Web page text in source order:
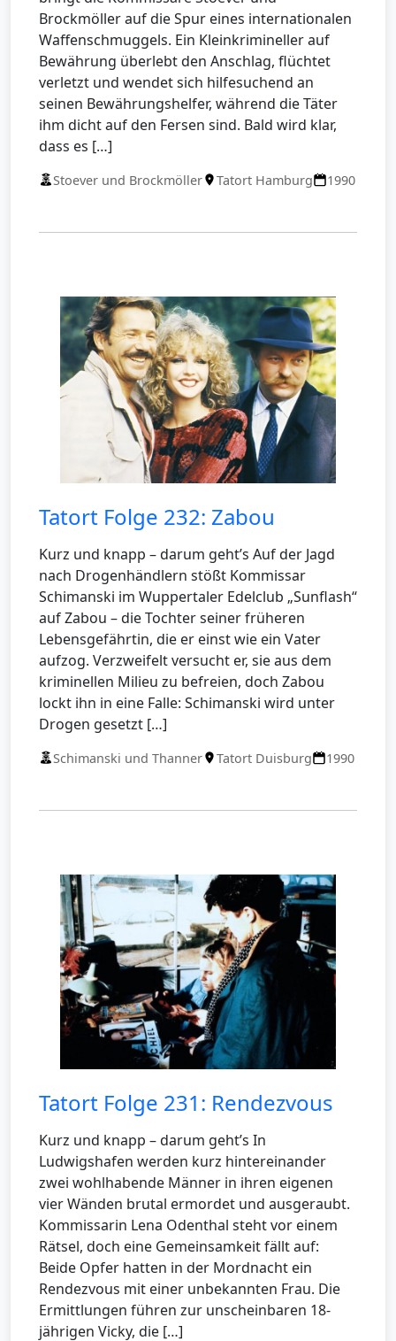
Brockmöller auf die Spur eines internationalen
Waffenschmuggels. Ein Kleinkrimineller auf
Bewährung überlebt den Anschlag, flüchtet
verletzt und wendet sich hilfesuchend an
seinen Bewährungshelfer, während die Täter
ihm dicht auf den Fersen sind. Bald wird klar,
dass es […]
Stoever und Brockmöller Tatort Hamburg 1990
Tatort Folge 232: Zabou
Kurz und knapp – darum geht’s Auf der Jagd
nach Drogenhändlern stößt Kommissar
Schimanski im Wuppertaler Edelclub „Sunflash“
auf Zabou – die Tochter seiner früheren
Lebensgefährtin, die er einst wie ein Vater
aufzog. Verzweifelt versucht er, sie aus dem
kriminellen Milieu zu befreien, doch Zabou
lockt ihn in eine Falle: Schimanski wird unter
Drogen gesetzt […]
Schimanski und Thanner Tatort Duisburg 1990
Tatort Folge 231: Rendezvous
Kurz und knapp – darum geht’s In
Ludwigshafen werden kurz hintereinander
zwei wohlhabende Männer in ihren eigenen
vier Wänden brutal ermordet und ausgeraubt.
Kommissarin Lena Odenthal steht vor einem
Rätsel, doch eine Gemeinsamkeit fällt auf:
Beide Opfer hatten in der Mordnacht ein
Rendezvous mit einer unbekannten Frau. Die
Ermittlungen führen zur unscheinbaren 18-
jährigen Vicky, die […]